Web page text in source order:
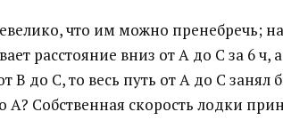
что им можно пренебречь;
расстояние вниз от А до С за 6 ч,
В до С, то весь путь от А до С занял
Собственная скорость лодки